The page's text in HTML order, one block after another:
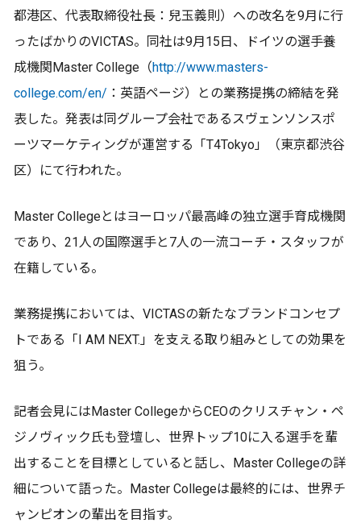
都港区、代表取締役社長：兒玉義則）への改名を9月に行
ったばかりのVICTAS。同社は9月15日、ドイツの選手養
成機関Master College（http://www.masters-
college.com/en/ ：英語ページ）との業務提携の締結を発
表した。発表は同グループ会社であるスヴェンソンスポ
ーツマーケティングが運営する「T4Tokyo」（東京都渋谷
区）にて行われた。
Master Collegeとはヨーロッパ最高峰の独立選手育成機関
であり、21人の国際選手と7人の一流コーチ・スタッフが
在籍している。
業務提携においては、VICTASの新たなブランドコンセプ
トである「I AM NEXT.」を支える取り組みとしての効果を
狙う。
記者会見にはMaster CollegeからCEOのクリスチャン・ペ
ジノヴィック氏も登壇し、世界トップ10に入る選手を輩
出することを目標としていると話し、Master Collegeの詳
細について語った。Master Collegeは最終的には、世界チ
ャンピオンの輩出を目指す。